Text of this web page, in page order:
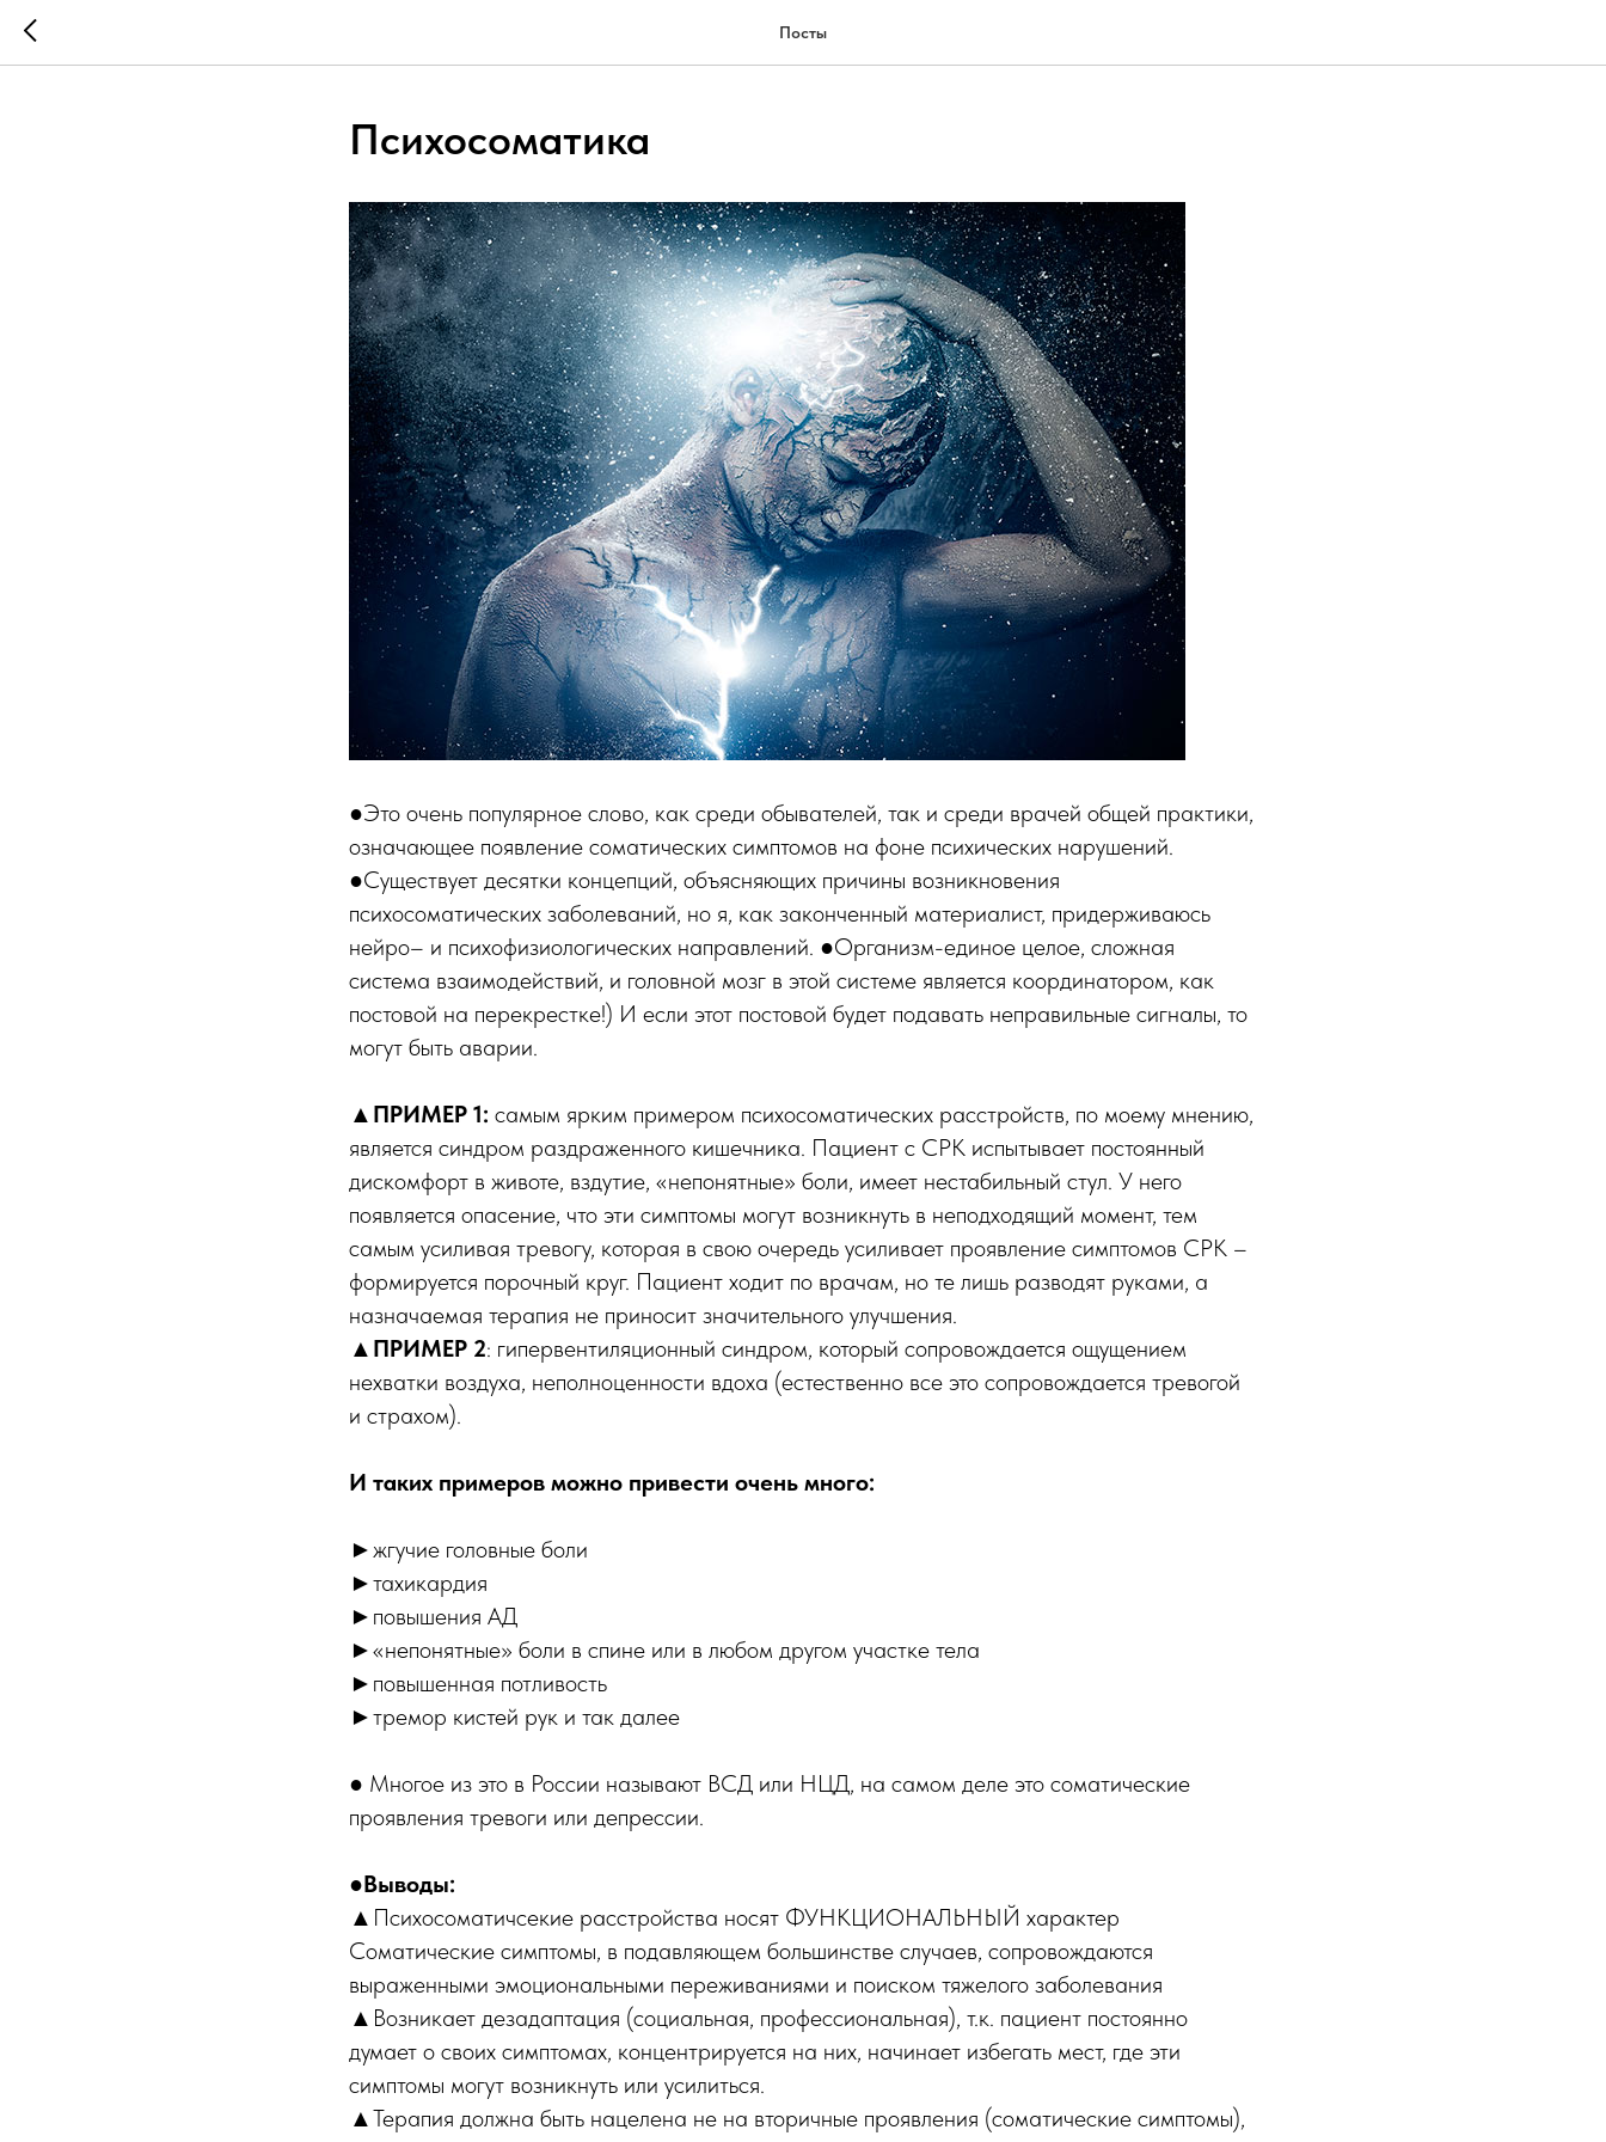
Посты
Психосоматика
●Это очень популярное слово, как среди обывателей, так и среди врачей общей практики,
означающее появление соматических симптомов на фоне психических нарушений.
●Существует десятки концепций, объясняющих причины возникновения
психосоматических заболеваний, но я, как законченный материалист, придерживаюсь
нейро– и психофизиологических направлений. ●Организм-единое целое, сложная
система взаимодействий, и головной мозг в этой системе является координатором, как
постовой на перекрестке!) И если этот постовой будет подавать неправильные сигналы, то
могут быть аварии.
▲ПРИМЕР 1: самым ярким примером психосоматических расстройств, по моему мнению,
является синдром раздраженного кишечника. Пациент с СРК испытывает постоянный
дискомфорт в животе, вздутие, «непонятные» боли, имеет нестабильный стул. У него
появляется опасение, что эти симптомы могут возникнуть в неподходящий момент, тем
самым усиливая тревогу, которая в свою очередь усиливает проявление симптомов СРК –
формируется порочный круг. Пациент ходит по врачам, но те лишь разводят руками, а
назначаемая терапия не приносит значительного улучшения.
▲ПРИМЕР 2: гипервентиляционный синдром, который сопровождается ощущением
нехватки воздуха, неполноценности вдоха (естественно все это сопровождается тревогой
и страхом).
И таких примеров можно привести очень много:
►жгучие головные боли
►тахикардия
►повышения АД
►«непонятные» боли в спине или в любом другом участке тела
►повышенная потливость
►тремор кистей рук и так далее
● Многое из это в России называют ВСД или НЦД, на самом деле это соматические
проявления тревоги или депрессии.
●Выводы:
▲Психосоматичсекие расстройства носят ФУНКЦИОНАЛЬНЫЙ характер
Соматические симптомы, в подавляющем большинстве случаев, сопровождаются
выраженными эмоциональными переживаниями и поиском тяжелого заболевания
▲Возникает дезадаптация (социальная, профессиональная), т.к. пациент постоянно
думает о своих симптомах, концентрируется на них, начинает избегать мест, где эти
симптомы могут возникнуть или усилиться.
▲Терапия должна быть нацелена не на вторичные проявления (соматические симптомы),